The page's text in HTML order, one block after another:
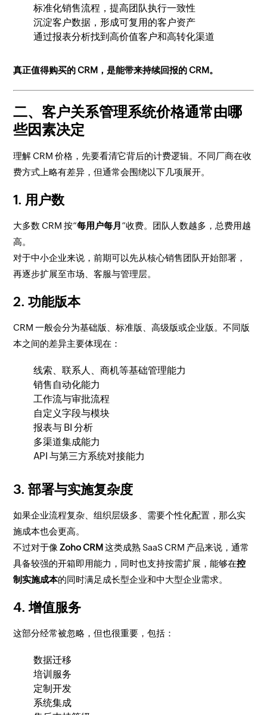
标准化销售流程，提高团队执行一致性
沉淀客户数据，形成可复用的客户资产
通过报表分析找到高价值客户和高转化渠道
真正值得购买的 CRM，是能带来持续回报的 CRM。
二、客户关系管理系统价格通常由哪
些因素决定
理解 CRM 价格，先要看清它背后的计费逻辑。不同厂商在收
费方式上略有差异，但通常会围绕以下几项展开。
1. 用户数
大多数 CRM 按“每用户每月 ”收费。团队人数越多，总费用越
高。
对于中小企业来说，前期可以先从核心销售团队开始部署，
再逐步扩展至市场、客服与管理层。
2. 功能版本
CRM 一般会分为基础版、标准版、高级版或企业版。不同版
本之间的差异主要体现在：
线索、联系人、商机等基础管理能力
销售自动化能力
工作流与审批流程
自定义字段与模块
报表与 BI 分析
多渠道集成能力
API 与第三方系统对接能力
3. 部署与实施复杂度
如果企业流程复杂、组织层级多、需要个性化配置，那么实
施成本也会更高。
不过对于像Zoho CRM这类成熟 SaaS CRM 产品来说，通常
具备较强的开箱即用能力，同时也支持按需扩展，能够在控
制实施成本的同时满足成长型企业和中大型企业需求。
4. 增值服务
这部分经常被忽略，但也很重要，包括：
数据迁移
培训服务
定制开发
系统集成